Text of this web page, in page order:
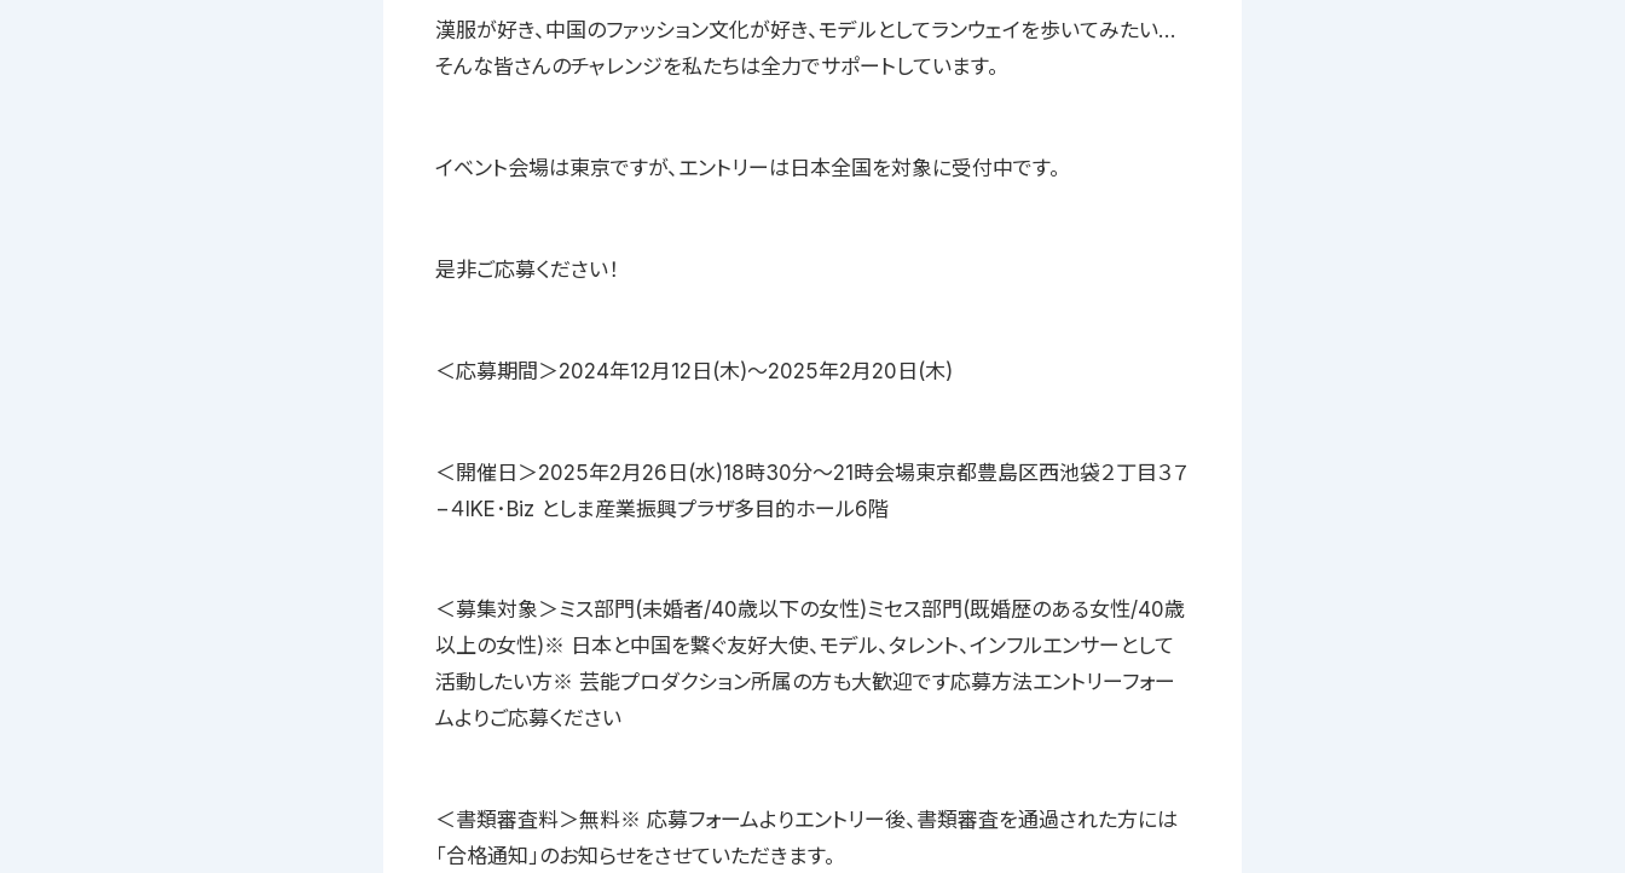
漢服が好き、中国のファッション文化が好き、モデルとしてランウェイを歩いてみたい…
そんな皆さんのチャレンジを私たちは全力でサポートしています。
イベント会場は東京ですが、エントリーは日本全国を対象に受付中です。
是非ご応募ください！
＜応募期間＞2024年12月12日(木)〜2025年2月20日(木)
＜開催日＞2025年2月26日(水)18時30分〜21時会場東京都豊島区西池袋２丁目３７
−４IKE･Biz としま産業振興プラザ多目的ホール6階
＜募集対象＞ミス部門(未婚者/40歳以下の女性)ミセス部門(既婚歴のある女性/40歳
以上の女性)※ 日本と中国を繋ぐ友好大使、モデル、タレント、インフルエンサーとして
活動したい方※ 芸能プロダクション所属の方も大歓迎です応募方法エントリーフォー
ムよりご応募ください
＜書類審査料＞無料※ 応募フォームよりエントリー後、書類審査を通過された方には
「合格通知」のお知らせをさせていただきます。